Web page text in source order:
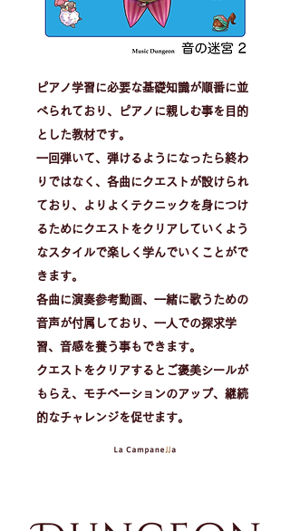
ピアノ学習に必要な基礎知識が順番に並
べられており、ピアノに親しむ事を目的
とした教材です。
一回弾いて、弾けるようになったら終わ
りではなく、各曲にクエストが設けられ
ており、よりよくテクニックを身につけ
るためにクエストをクリアしていくよう
なスタイルで楽しく学んでいくことがで
きます。
各曲に演奏参考動画、一緒に歌うための
音声が付属しており、一人での探求学
習、音感を養う事もできます。
​クエストをクリアするとご褒美シールが
もらえ、モチベーションのアップ、継続
的なチャレンジを促せます。